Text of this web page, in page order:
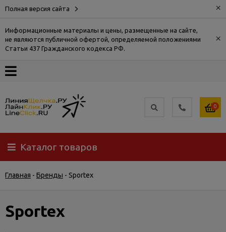
Полная версия сайта ×
Информационные материалы и цены, размещенные на сайте,
не являются публичной офертой, определяемой положениями
Статьи 437 Гражданского кодекса РФ.
×
О
Доставка
Самовывоз
Гарантия
0
Каталог товаров
Главная - Бренды - Sportex
Sportex